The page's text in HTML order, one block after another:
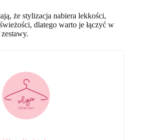
że stylizacja nabiera lekkości,
dlatego warto je łączyć w